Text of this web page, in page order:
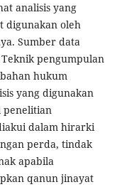
analisis yang
digunakan oleh
Sumber data
pengumpulan
hukum
yang digunakan
penelitian
dalam hirarki
perda, tindak
apabila
qanun jinayat